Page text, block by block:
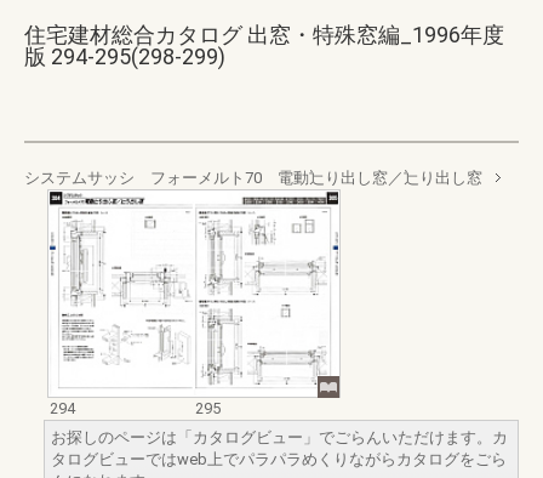
住宅建材総合カタログ 出窓・特殊窓編_1996年度
版 294-295(298-299)
システムサッシ フォーメルト70 電動辷り出し窓／辷り出し窓
294
295
お探しのページは「カタログビュー」でごらんいただけます。カ
タログビューではweb上でパラパラめくりながらカタログをごら